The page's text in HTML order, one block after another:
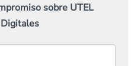
sobre UTEL